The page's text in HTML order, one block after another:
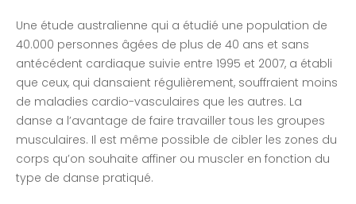
Une étude australienne qui a étudié une population de
40.000 personnes âgées de plus de 40 ans et sans
antécédent cardiaque suivie entre 1995 et 2007, a établi
que ceux, qui dansaient régulièrement, souffraient moins
de maladies cardio-vasculaires que les autres. La
danse a l’avantage de faire travailler tous les groupes
musculaires. Il est même possible de cibler les zones du
corps qu’on souhaite affiner ou muscler en fonction du
type de danse pratiqué.